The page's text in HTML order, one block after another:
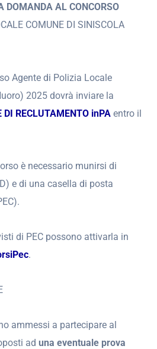
DOMANDA AL CONCORSO
COMUNE DI SINISCOLA
Agente di Polizia Locale
2025 dovrà inviare la
DI RECLUTAMENTO inPA entro il
è necessario munirsi di
e di una casella di posta
di PEC possono attivarla in
.
ammessi a partecipare al
ad una eventuale prova